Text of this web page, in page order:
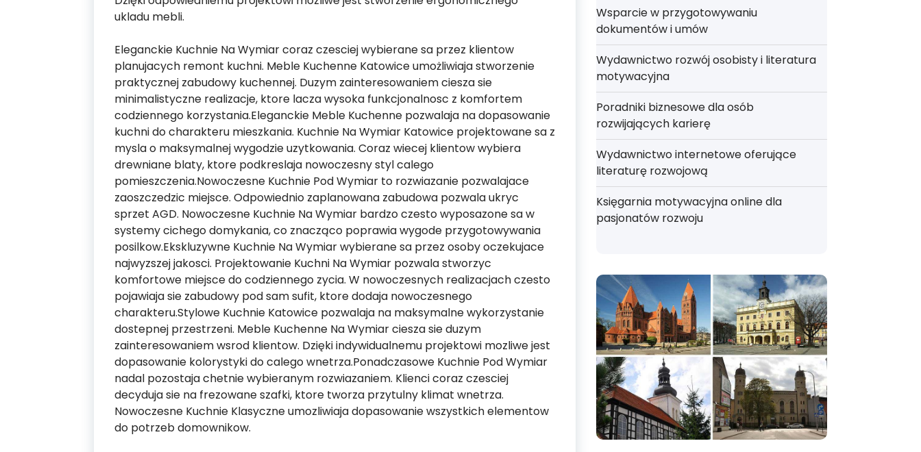
ukladu mebli.
Eleganckie Kuchnie Na Wymiar coraz czesciej wybierane sa przez klientow
planujacych remont kuchni. Meble Kuchenne Katowice umożliwiaja stworzenie
praktycznej zabudowy kuchennej. Duzym zainteresowaniem ciesza sie
minimalistyczne realizacje, ktore lacza wysoka funkcjonalnosc z komfortem
codziennego korzystania.Eleganckie Meble Kuchenne pozwalaja na dopasowanie
kuchni do charakteru mieszkania. Kuchnie Na Wymiar Katowice projektowane sa z
mysla o maksymalnej wygodzie uzytkowania. Coraz wiecej klientow wybiera
drewniane blaty, ktore podkreslaja nowoczesny styl calego
pomieszczenia.Nowoczesne Kuchnie Pod Wymiar to rozwiazanie pozwalajace
zaoszczedzic miejsce. Odpowiednio zaplanowana zabudowa pozwala ukryc
sprzet AGD. Nowoczesne Kuchnie Na Wymiar bardzo czesto wyposazone sa w
systemy cichego domykania, co znacząco poprawia wygode przygotowywania
posilkow.Ekskluzywne Kuchnie Na Wymiar wybierane sa przez osoby oczekujace
najwyzszej jakosci. Projektowanie Kuchni Na Wymiar pozwala stworzyc
komfortowe miejsce do codziennego zycia. W nowoczesnych realizacjach czesto
pojawiaja sie zabudowy pod sam sufit, ktore dodaja nowoczesnego
charakteru.Stylowe Kuchnie Katowice pozwalaja na maksymalne wykorzystanie
dostepnej przestrzeni. Meble Kuchenne Na Wymiar ciesza sie duzym
zainteresowaniem wsrod klientow. Dzięki indywidualnemu projektowi mozliwe jest
dopasowanie kolorystyki do calego wnetrza.Ponadczasowe Kuchnie Pod Wymiar
nadal pozostaja chetnie wybieranym rozwiazaniem. Klienci coraz czesciej
decyduja sie na frezowane szafki, ktore tworza przytulny klimat wnetrza.
Nowoczesne Kuchnie Klasyczne umozliwiaja dopasowanie wszystkich elementow
do potrzeb domownikow.
Wsparcie w przygotowywaniu
dokumentów i umów
Wydawnictwo rozwój osobisty i literatura
motywacyjna
Poradniki biznesowe dla osób
rozwijających karierę
Wydawnictwo internetowe oferujące
literaturę rozwojową
Księgarnia motywacyjna online dla
pasjonatów rozwoju